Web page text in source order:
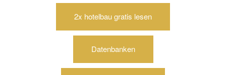
2x hotelbau gratis lesen
Datenbanken